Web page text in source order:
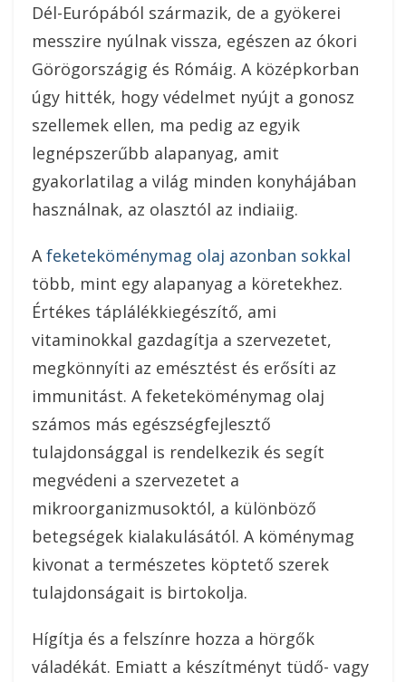
Dél-Európából származik, de a gyökerei
messzire nyúlnak vissza, egészen az ókori
Görögországig és Rómáig. A középkorban
úgy hitték, hogy védelmet nyújt a gonosz
szellemek ellen, ma pedig az egyik
legnépszerűbb alapanyag, amit
gyakorlatilag a világ minden konyhájában
használnak, az olasztól az indiaiig.
Afeketeköménymag olaj azonban sokkal
több, mint egy alapanyag a köretekhez.
Értékes táplálékkiegészítő, ami
vitaminokkal gazdagítja a szervezetet,
megkönnyíti az emésztést és erősíti az
immunitást. A feketeköménymag olaj
számos más egészségfejlesztő
tulajdonsággal is rendelkezik és segít
megvédeni a szervezetet a
mikroorganizmusoktól, a különböző
betegségek kialakulásától. A köménymag
kivonat a természetes köptető szerek
tulajdonságait is birtokolja.
Hígítja és a felszínre hozza a hörgők
váladékát. Emiatt a készítményt tüdő- vagy